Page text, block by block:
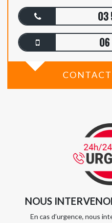
03
06
NOUS
En cas d’urgence, nous